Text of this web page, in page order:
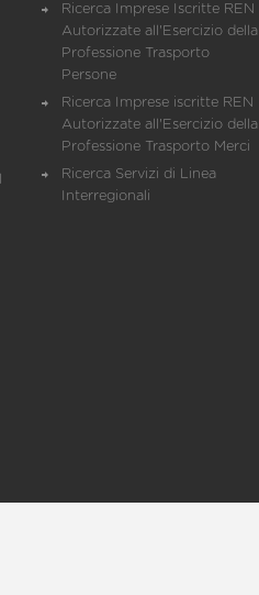
Ricerca Imprese Iscritte REN
Autorizzate all'Esercizio della
Professione Trasporto
Persone
Ricerca Imprese iscritte REN
Autorizzate all'Esercizio della
Professione Trasporto Merci
Ricerca Servizi di Linea
Interregionali